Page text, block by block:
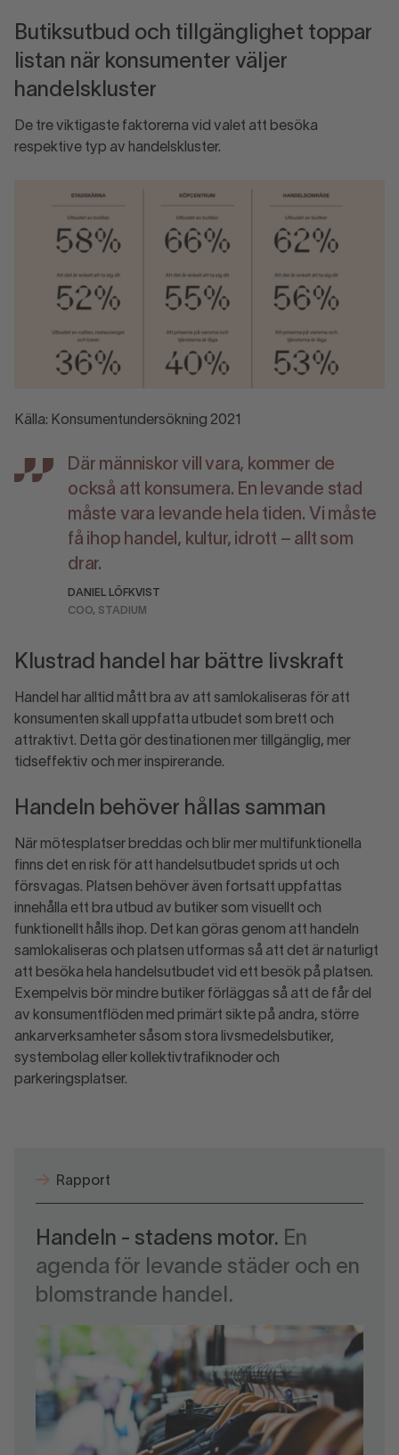
Butiksutbud och tillgänglighet toppar
listan när konsumenter väljer
handelskluster
De tre viktigaste faktorerna vid valet att besöka
respektive typ av handelskluster.
Källa: Konsumentundersökning 2021
Där människor vill vara, kommer de
också att konsumera. En levande stad
måste vara levande hela tiden. Vi måste
få ihop handel, kultur, idrott – allt som
drar.
DANIEL LÖFKVIST
COO, STADIUM
Klustrad handel har bättre livskraft
Handel har alltid mått bra av att samlokaliseras för att
konsumenten skall uppfatta utbudet som brett och
attraktivt. Detta gör destinationen mer tillgänglig, mer
tidseffektiv och mer inspirerande.
Handeln behöver hållas samman
När mötesplatser breddas och blir mer multifunktionella
finns det en risk för att handelsutbudet sprids ut och
försvagas. Platsen behöver även fortsatt uppfattas
innehålla ett bra utbud av butiker som visuellt och
funktionellt hålls ihop. Det kan göras genom att handeln
samlokaliseras och platsen utformas så att det är naturligt
att besöka hela handelsutbudet vid ett besök på platsen.
Exempelvis bör mindre butiker förläggas så att de får del
av konsumentflöden med primärt sikte på andra, större
ankarverksamheter såsom stora livsmedelsbutiker,
systembolag eller kollektivtrafiknoder och
parkeringsplatser.
Rapport
Handeln - stadens motor. En
agenda för levande städer och en
blomstrande handel.